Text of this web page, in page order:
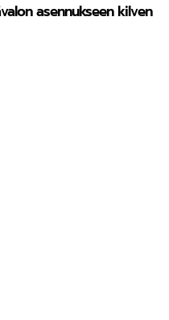
asennukseen kilven